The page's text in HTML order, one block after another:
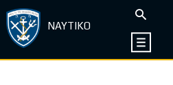
ΝΑΥΤΙΚΟ